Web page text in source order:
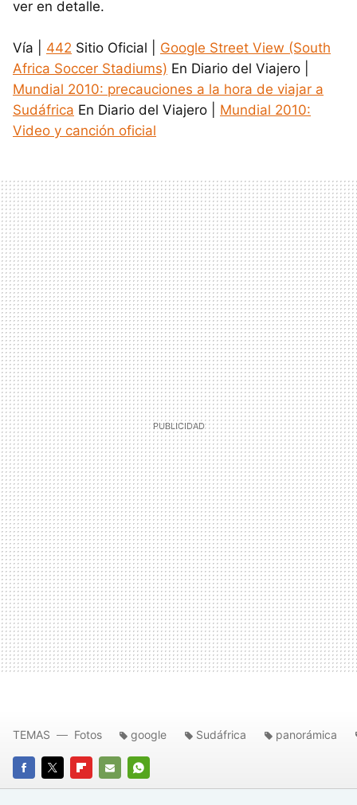
ver en detalle.
Vía | 442 Sitio Oficial | Google Street View (South
Africa Soccer Stadiums) En Diario del Viajero |
Mundial 2010: precauciones a la hora de viajar a
Sudáfrica En Diario del Viajero | Mundial 2010:
Video y canción oficial
FACEBOOK
TWITTERFLIPBOARD
E-
WHATSAPP
TEMAS Fotos google Sudáfrica panorámica